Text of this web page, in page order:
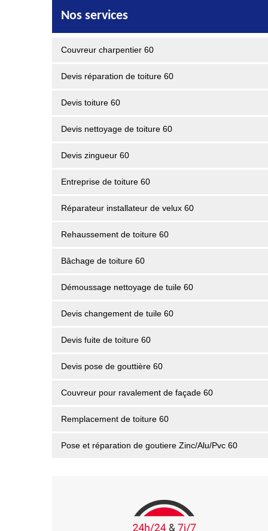
Nos services
Couvreur charpentier 60
Devis réparation de toiture 60
Devis toiture 60
Devis nettoyage de toiture 60
Devis zingueur 60
Entreprise de toiture 60
Réparateur installateur de velux 60
Rehaussement de toiture 60
Bâchage de toiture 60
Démoussage nettoyage de tuile 60
Devis changement de tuile 60
Devis fuite de toiture 60
Devis pose de gouttière 60
Couvreur pour ravalement de façade 60
Remplacement de toiture 60
Pose et réparation de goutiere Zinc/Alu/Pvc 60